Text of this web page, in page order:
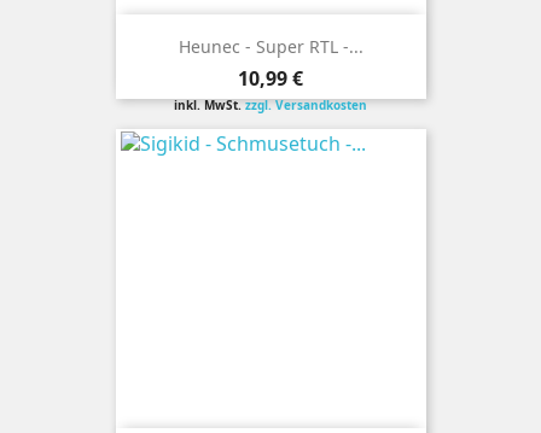
Heunec - Super RTL -...
Preis
10,99 €
inkl. MwSt.zzgl. Versandkosten